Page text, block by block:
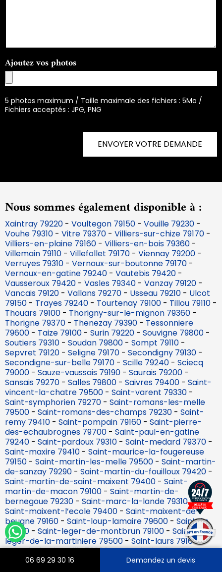
06 69 29 30 16 Demandez un devis
Ajoutez vos photos
5 photos maximum / Taille maximale des fichiers : 5Mo /
Fichiers acceptés : JPG, PNG
ENVOYER VOTRE DEMANDE
Nous sommes également disponible à :
Xaintray 79220 - Voultegon 79150 - Vouille 79230 -
Vouhe 79310 - Vitre 79370 - Villiers-sur-chize 79170 -
Villiers-en-plaine 79160 - Villiers-en-bois 79360 -
Villemain 79110 - Villefollet 79170 - Viennay 79200 -
Verruyes 79310 - Vernoux-sur-boutonne 79170 -
Vernoux-en-gatine 79240 - Vautebis 79420 -
Vausseroux 79420 - Vasles 79340 - Vanzay 79120 -
Vancais 79120 - Vallans 79270 - Usseau 79210 - Ulcot
79150 - Trayes 79240 - Tourtenay 79100 - Tillou 79110 -
Thouars 79100 - Thorigny-sur-le-mignon 79360 -
Thorigne 79370 - Thenezay 79390 - Tessonniere
79600 - Taize 79100 - Surin 79220 - Souvigne 79800 -
Soutiers 79310 - Soudan 79800 - Sompt 79110 -
Sepvret 79120 - Seligne 79170 - Secondigny 79130 -
Secondigne-sur-belle 79170 - Scille 79240 - Sciecq
79000 - Sauze-vaussais 79190 - Saurais 79200 -
Sansais 79270 - Salles 79800 - Saivres 79400 - Saint-
vincent-la-chatre 79500 - Saint-varent 79330 -
Saint-symphorien 79270 - Saint-romans-les-melle
79500 - Saint-romans-des-champs 79230 - Saint-
remy 79410 - Saint-pompain 79160 - Saint-pierre-
des-echaubrognes 79700 - Saint-paul-en-gatine
79240 - Saint-pardoux 79310 - Saint-medard 79370 -
Saint-maxire 79410 - Saint-maurice-la-fougereuse
79150 - Saint-martin-les-melle 79500 - Saint-martin-
de-sanzay 79290 - Saint-martin-du-fouilloux 79420 -
Saint-martin-de-saint-maixent 79400 - Saint-
martin-de-macon 79100 - Saint-martin-de-
bernegoue 79230 - Saint-marc-la-lande 79310-
Saint-maixent-l’ecole 79400 - Saint-maixent-de-
beugne 79160 - Saint-loup-lamaire 79600 - Saint-lin
79420 - Saint-leger-de-montbrun 79100 - Saint-
leger-de-la-martiniere 79500 - Saint-laurs 79160-
Saint-jouin-de-milly 79380-Saint-jouin-de-marnes
79600-Saint-jean-de-thouars 79100-Saint-jacques-